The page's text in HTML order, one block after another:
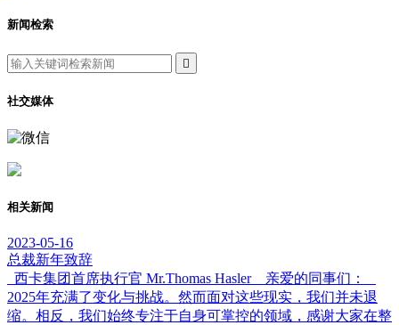
新闻检索

社交媒体
相关新闻
2023-05-16
总裁新年致辞
西卡集团首席执行官 Mr.Thomas Hasler 亲爱的同事们：
2025年充满了变化与挑战。然而面对这些现实，我们并未退
缩。相反，我们始终专注于自身可掌控的领域，感谢大家在整